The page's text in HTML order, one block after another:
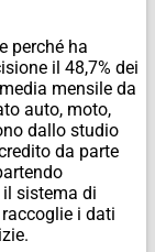
perché ha
il 48,7% dei
mensile da
auto, moto,
dallo studio
da parte
il sistema di
i dati